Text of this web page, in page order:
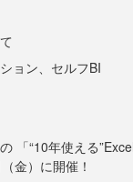
ョン、セルフBI
「“10年使える
金）に開催！